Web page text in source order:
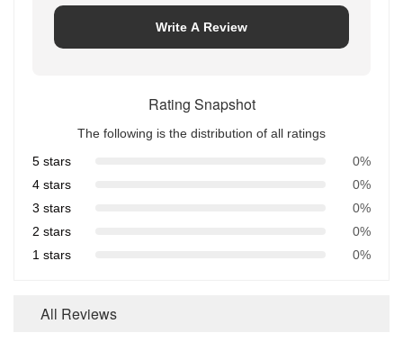
Write A Review
Rating Snapshot
The following is the distribution of all ratings
5 stars
0%
4 stars
0%
3 stars
0%
2 stars
0%
1 stars
0%
All Reviews